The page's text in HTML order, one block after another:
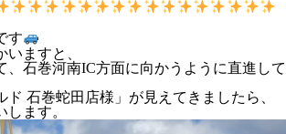
す
ますと、
、石巻河南IC方面に向かうように直進して
ド 石巻蛇田店様」が見えてきましたら、
ます。